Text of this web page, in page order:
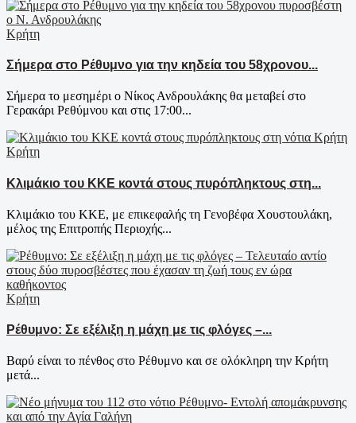
Κρήτη
Σήμερα στο Ρέθυμνο για την κηδεία του 58χρονου...
Σήμερα το μεσημέρι ο Νίκος Ανδρουλάκης θα μεταβεί στο
Γερακάρι Ρεθύμνου και στις 17:00...
Κρήτη
Κλιμάκιο του ΚΚΕ κοντά στους πυρόπληκτους στη...
Κλιμάκιο του ΚΚΕ, με επικεφαλής τη Γενοβέφα Χουστουλάκη,
μέλος της Επιτροπής Περιοχής...
Κρήτη
Ρέθυμνο: Σε εξέλιξη η μάχη με τις φλόγες –...
Βαρύ είναι το πένθος στο Ρέθυμνο και σε ολόκληρη την Κρήτη
μετά...